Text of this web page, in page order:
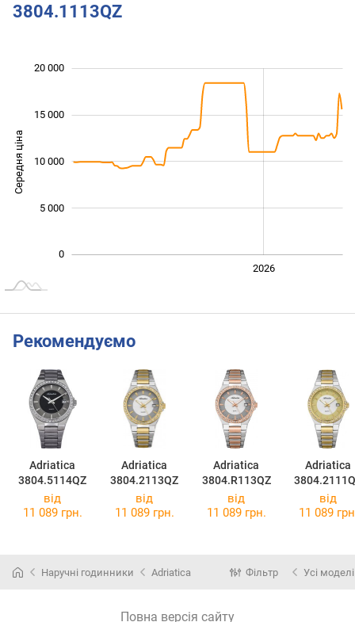
3804.1113QZ
Середня ціна 10 000
0
10 000
20 000
15 000
5 000
2026
Рекомендуємо
Adriatica
3804.5114QZ
Adriatica
3804.2113QZ
Adriatica
3804.R113QZ
Adriatica
від
11 089 грн.
від
11 089 грн.
від
11 089 грн.
від
11 089
Наручні годинники Adriatica Фільтр Усі моделі
Повна версія сайту